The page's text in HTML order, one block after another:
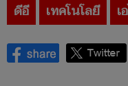
ดีอี
เทคโนโลยี เ